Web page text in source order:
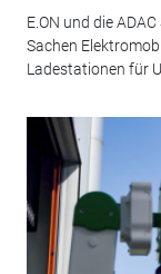
E.ON und die
Sachen
Ladestationen für